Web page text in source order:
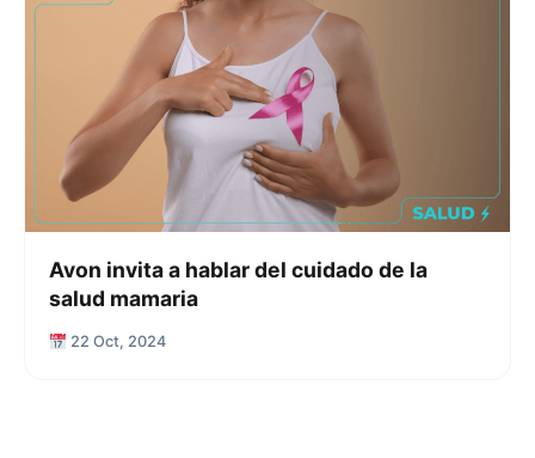
Avon invita a hablar del cuidado de la
salud mamaria
22 Oct, 2024